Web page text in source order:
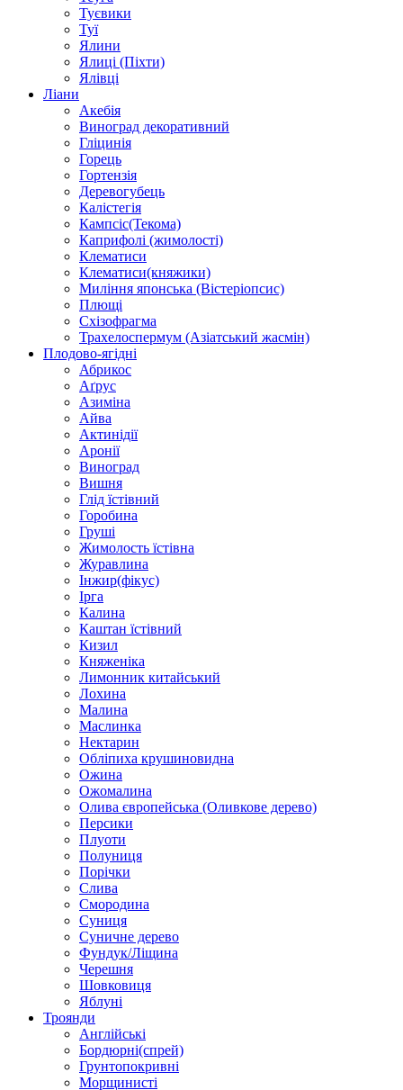
Туєвики
Туї
Ялини
Ялиці (Піхти)
Ялівці
Ліани
Акебія
Виноград декоративний
Гліцинія
Горець
Гортензія
Деревогубець
Калістегія
Кампсіс(Текома)
Каприфолі (жимолості)
Клематиси
Клематиси(княжики)
Миління японська (Вістеріопсис)
Плющі
Схізофрагма
Трахелоспермум (Азіатський жасмін)
Плодово-ягідні
Абрикос
Аґрус
Азиміна
Айва
Актинідії
Аронії
Виноград
Вишня
Глід їстівний
Горобина
Груші
Жимолость їстівна
Журавлина
Інжир(фікус)
Ірга
Калина
Каштан їстівний
Кизил
Княженіка
Лимонник китайський
Лохина
Малина
Маслинка
Нектарин
Обліпиха крушиновидна
Ожина
Ожомалина
Олива європейська (Оливкове дерево)
Персики
Плуоти
Полуниця
Порічки
Слива
Смородина
Суниця
Суничне дерево
Фундук/Ліщина
Черешня
Шовковиця
Яблуні
Троянди
Англійські
Бордюрні(спрей)
Грунтопокривні
Морщинисті